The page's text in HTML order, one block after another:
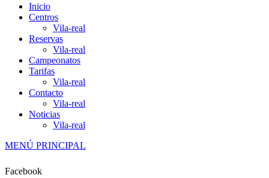
Inicio
Centros
Vila-real
Reservas
Vila-real
Campeonatos
Tarifas
Vila-real
Contacto
Vila-real
Noticias
Vila-real
MENÚ PRINCIPAL
Facebook